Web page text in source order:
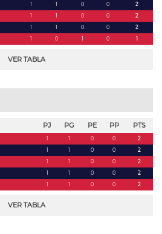
1 1 0 0
2
1 1 0 0
2
1 1 0 0
2
1 0 1 0 1
VER TABLA
PJ PG PE PP PTS
1 1 0 0
2
1 1 0 0
2
1 1 0 0
2
1 1 0 0
2
1 1 0 0 2
VER TABLA